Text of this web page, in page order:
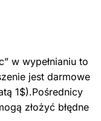
w wypełnianiu to
jest darmowe
1$).Pośrednicy
złożyć błędne